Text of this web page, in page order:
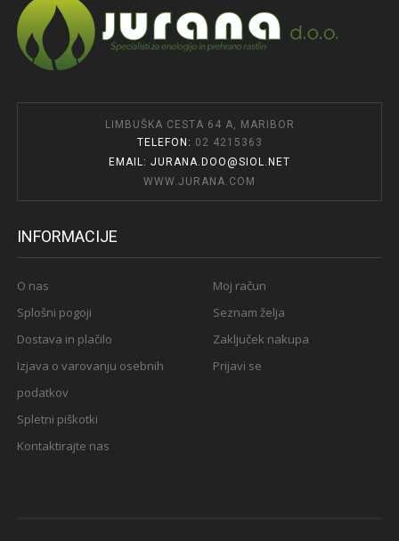
LIMBUŠKA CESTA 64 A, MARIBOR
TELEFON: 02 4215363
EMAIL: JURANA.DOO@SIOL.NET
WWW.JURANA.COM
INFORMACIJE
O nas
Splošni pogoji
Dostava in plačilo
Izjava o varovanju osebnih
podatkov
Spletni piškotki
Kontaktirajte nas
Moj račun
Seznam želja
Zaključek nakupa
Prijavi se